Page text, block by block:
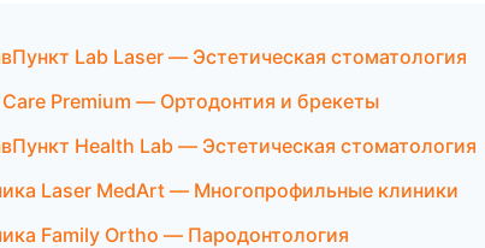
Lab Laser — Эстетическая стоматология
Premium — Ортодонтия и брекеты
Health Lab — Эстетическая стоматология
Laser MedArt — Многопрофильные клиники
Family Ortho — Пародонтология